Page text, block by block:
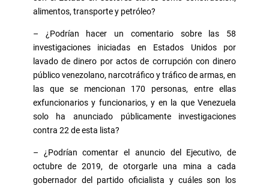
alimentos, transporte y petróleo?
– ¿Podrían hacer un comentario sobre las 58
investigaciones iniciadas en Estados Unidos por
lavado de dinero por actos de corrupción con dinero
público venezolano, narcotráfico y tráfico de armas, en
las que se mencionan 170 personas, entre ellas
exfuncionarios y funcionarios, y en la que Venezuela
solo ha anunciado públicamente investigaciones
contra 22 de esta lista?
– ¿Podrían comentar el anuncio del Ejecutivo, de
octubre de 2019, de otorgarle una mina a cada
gobernador del partido oficialista y cuáles son los